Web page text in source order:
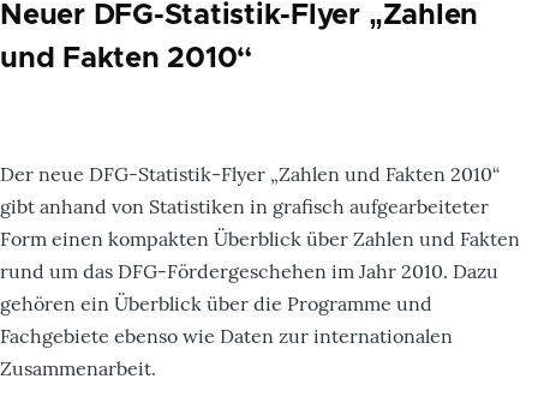
Neuer DFG-Statistik-Flyer „Zahlen
und Fakten 2010“
Der neue DFG-Statistik-Flyer „Zahlen und Fakten 2010“
gibt anhand von Statistiken in grafisch aufgearbeiteter
Form einen kompakten Überblick über Zahlen und Fakten
rund um das DFG-Fördergeschehen im Jahr 2010. Dazu
gehören ein Überblick über die Programme und
Fachgebiete ebenso wie Daten zur internationalen
Zusammenarbeit.